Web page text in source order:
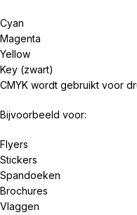
Cyan
Magenta
Yellow
Key (zwart)
CMYK wordt gebruikt voor
Bijvoorbeeld voor:
Flyers
Stickers
Spandoeken
Brochures
Vlaggen